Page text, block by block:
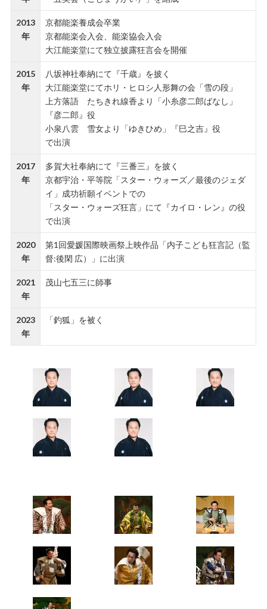
2013
年
京都能楽養成会卒業
京都能楽会入会、能楽協会入会
大江能楽堂にて独立披露狂言会を開催
2015
年
八坂神社奉納にて『千歳』を披く
大江能楽堂にてホリ・ヒロシ人形舞の会「雪の段」
上方落語 たちきれ線香より「小糸彦二郎ばなし」
『彦二郎』役
小泉八雲 雪女より「ゆきひめ」『巳之吉』役
で出演
2017
年
多賀大社奉納にて『三番三』を披く
京都宇治・平等院「スター・ウォーズ／最後のジェダ
イ」成功祈願イベントでの
「スター・ウォーズ狂言」にて『カイロ・レン』の役
で出演
2020
年
第1回愛媛国際映画祭上映作品「内子こども狂言記（監
督:後閑 広）」に出演
2021
年
茂山七五三に師事
2023
年
「釣狐」を被く